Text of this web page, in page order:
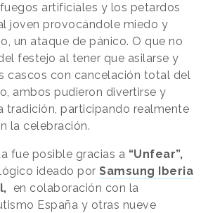
artificiales y los petardos
joven provocándole miedo y
un ataque de pánico. O que no
festejo al tener que asilarse y
cascos con cancelación total del
ambos pudieron divertirse y
tradición, participando realmente
la celebración.
fue posible gracias a “Unfear”,
ideado por Samsung Iberia
en colaboración con la
España y otras nueve